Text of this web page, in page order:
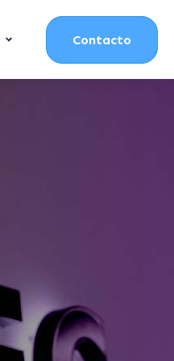
Contacto